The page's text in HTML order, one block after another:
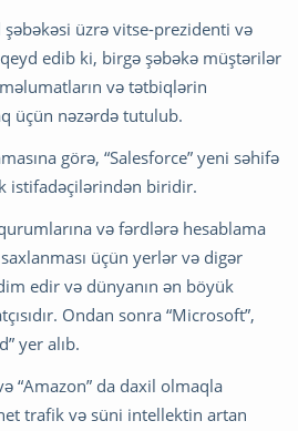
şəbəkəsi üzrə vitse-prezidenti və
edib ki, birgə şəbəkə müştərilər
və tətbiqlərin
üçün nəzərdə tutulub.
görə, “Salesforce” yeni səhifə
istifadəçilərindən biridir.
və fərdlərə hesablama
üçün yerlər və digər
edir və dünyanın ən böyük
Ondan sonra “Microsoft”,
yer alıb.
“Amazon” da daxil olmaqla
trafik və süni intellektin artan